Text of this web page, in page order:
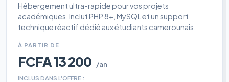
Hébergement ultra-rapide pour vos projets
académiques. Inclut PHP 8+, MySQL et un support
technique réactif dédié aux étudiants camerounais.
À PARTIR DE
FCFA 13 200 /an
INCLUS DANS L'OFFRE :